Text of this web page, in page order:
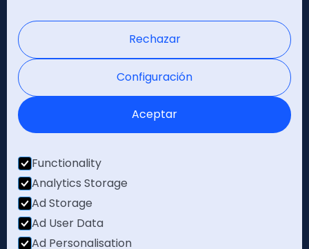
Nota legal
Certificaciones
Rechazar
Configuración
Aceptar
Functionality
Analytics Storage
Ad Storage
Ad User Data
Ad Personalisation